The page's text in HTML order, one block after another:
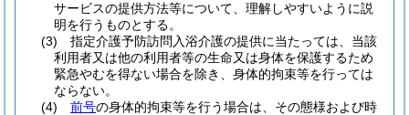
サービスの提供方法等について、理解しやすいように説
明を行うものとする。
(3)
指定介護予防訪問入浴介護の提供に当たっては、当該
利用者又は他の利用者等の生命又は身体を保護するため
緊急やむを得ない場合を除き、身体的拘束等を行っては
ならない。
(4)
前号の身体的拘束等を行う場合は、その態様および時